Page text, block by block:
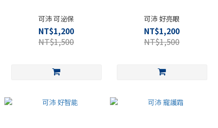
可沛 可泌保
NT$1,200
NT$1,500
可沛 好亮眼
NT$1,200
NT$1,500